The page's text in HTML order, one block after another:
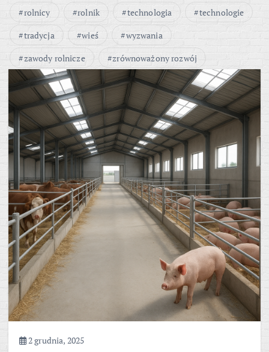
rolnicy
rolnik technologia
technologie
tradycja
wieś
wyzwania
zawody rolnicze
zrównoważony rozwój
2 grudnia, 2025